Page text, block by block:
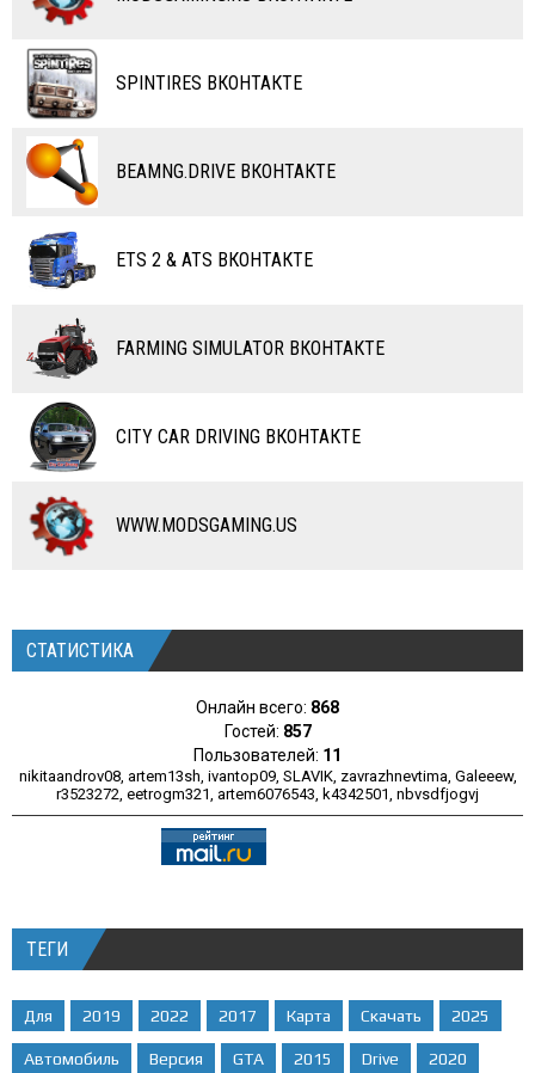
ВЕЛОСИПЕДЫ
ТАНКИ
ПОЕЗДА
ВОДНЫЙ ТРАНСПОРТ
САМОЛЕТЫ
RC ТРАНСПОРТ
КАРТЫ
ЧИТЫ
ПРОГРАММЫ
РАЗНОЕ
ТЮНИНГ
КАРТЫ SPINTIRES ВКОНТАКТЕ
BEAMNG.DRIVE ВКОНТАКТЕ
ETS 2 & ATS ВКОНТАКТЕ
FARMING SIMULATOR ВКОНТАКТЕ
CITY CAR DRIVING ВКОНТАКТЕ
WWW.MODSGAMING.US
СТАТИСТИКА
Онлайн всего: 868
Гостей: 857
Пользователей: 11
nikitaandrov08, artem13sh, ivantop09, SLAVIK, zavrazhnevtima, Galeeew,
r3523272, eetrogm321, artem6076543, k4342501, nbvsdfjogvj
ТЕГИ
Для 2019 2022 2017 Карта Скачать 2025
Автомобиль Версия GTA 2015 Drive 2020